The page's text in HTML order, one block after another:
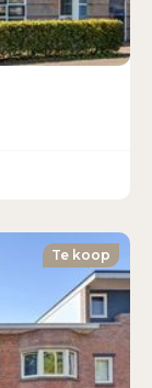
Te koop